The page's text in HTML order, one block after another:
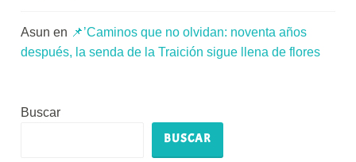
Asun en 📌’Caminos que no olvidan: noventa años
después, la senda de la Traición sigue llena de flores
Buscar
BUSCAR